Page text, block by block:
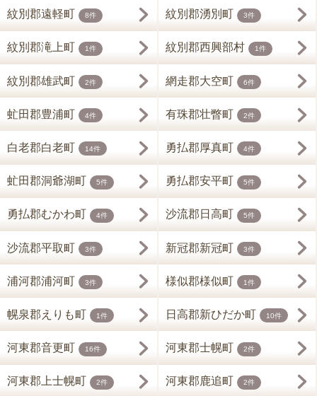
紋別郡遠軽町 8件 紋別郡湧別町 3件
紋別郡滝上町 1件 紋別郡西興部村 1件
紋別郡雄武町 2件 網走郡大空町 6件
虻田郡豊浦町 4件 有珠郡壮瞥町 2件
白老郡白老町 14件 勇払郡厚真町 4件
虻田郡洞爺湖町 5件 勇払郡安平町 5件
勇払郡むかわ町 4件 沙流郡日高町 5件
沙流郡平取町 3件 新冠郡新冠町 3件
浦河郡浦河町 3件 様似郡様似町 1件
幌泉郡えりも町 1件 日高郡新ひだか町 10件
河東郡音更町 16件 河東郡士幌町 2件
河東郡上士幌町 2件 河東郡鹿追町 2件